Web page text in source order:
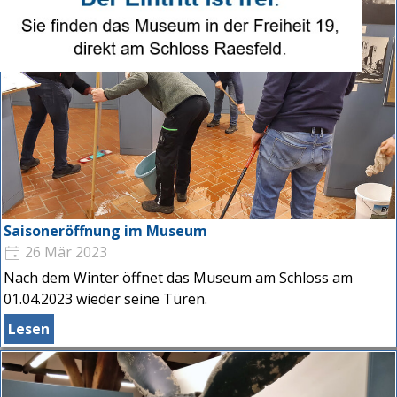
Saisoneröffnung im Museum
26 Mär 2023
Nach dem Winter öffnet das Museum am Schloss am
01.04.2023 wieder seine Türen.
Lesen